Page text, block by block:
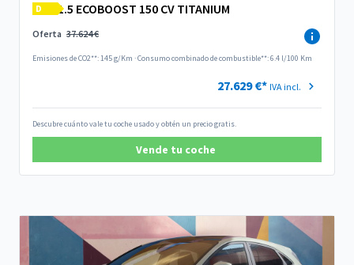
D
1.5 ECOBOOST 150 CV TITANIUM
Oferta 37.624 €
Emisiones de CO2**: 145 g/Km ·Consumo combinado de combustible**: 6.4 l/100 Km
27.629 €* IVA incl.
Descubre cuánto vale tu coche usado y obtén un precio gratis.
Vende tu coche